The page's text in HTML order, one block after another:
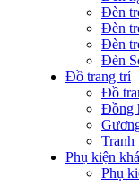
Đèn
Đèn
Đèn
Đèn
Đồ trang trí
Đồ
Đồng
Tranh
Phụ kiện
Phụ